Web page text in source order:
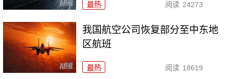
最热 阅读 24273
我国航空公司恢复部分至中东地
区航班
最热 阅读 18619